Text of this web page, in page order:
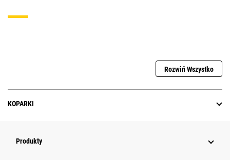
Rozwiń Wszystko
KOPARKI
Produkty